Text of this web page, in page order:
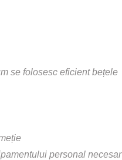
se folosesc eficient bețele
personal necesar